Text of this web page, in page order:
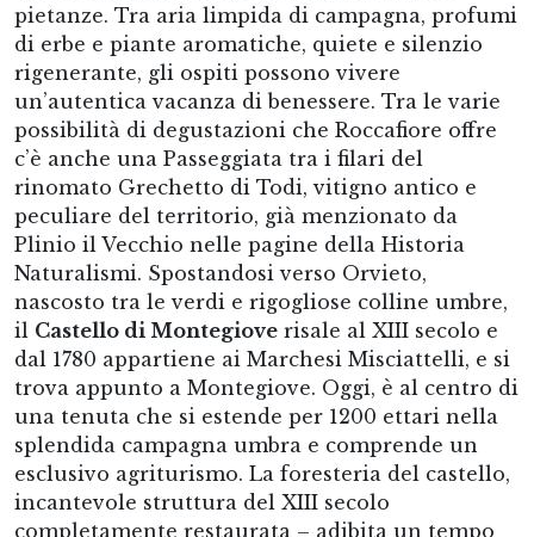
pietanze. Tra aria limpida di campagna, profumi
di erbe e piante aromatiche, quiete e silenzio
rigenerante, gli ospiti possono vivere
un’autentica vacanza di benessere. Tra le varie
possibilità di degustazioni che Roccafiore offre
c’è anche una Passeggiata tra i filari del
rinomato Grechetto di Todi, vitigno antico e
peculiare del territorio, già menzionato da
Plinio il Vecchio nelle pagine della Historia
Naturalismi. Spostandosi verso Orvieto,
nascosto tra le verdi e rigogliose colline umbre,
il Castello di Montegiove risale al XIII secolo e
dal 1780 appartiene ai Marchesi Misciattelli, e si
trova appunto a Montegiove. Oggi, è al centro di
una tenuta che si estende per 1200 ettari nella
splendida campagna umbra e comprende un
esclusivo agriturismo. La foresteria del castello,
incantevole struttura del XIII secolo
completamente restaurata – adibita un tempo